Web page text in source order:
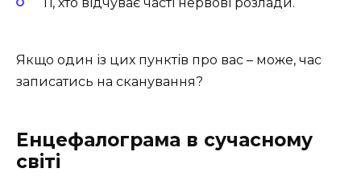
Ті, хто відчуває часті нервові розлади.
Якщо один із цих пунктів про вас – може, час
записатись на сканування?
Енцефалограма в сучасному
світі